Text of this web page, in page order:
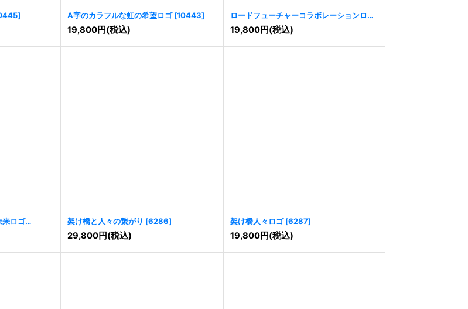
] A字のカラフルな虹の希望ロゴ [10443]
19,800円(税込)
ロードフューチャーコラボレーションロゴ
[9783]
19,800円(税込)
来ロゴ
架け橋と人々の繋がり [6286]
29,800円(税込)
架け橋人々ロゴ [6287]
19,800円(税込)